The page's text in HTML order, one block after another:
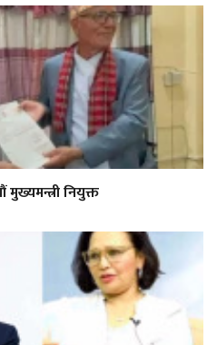
नियुक्त